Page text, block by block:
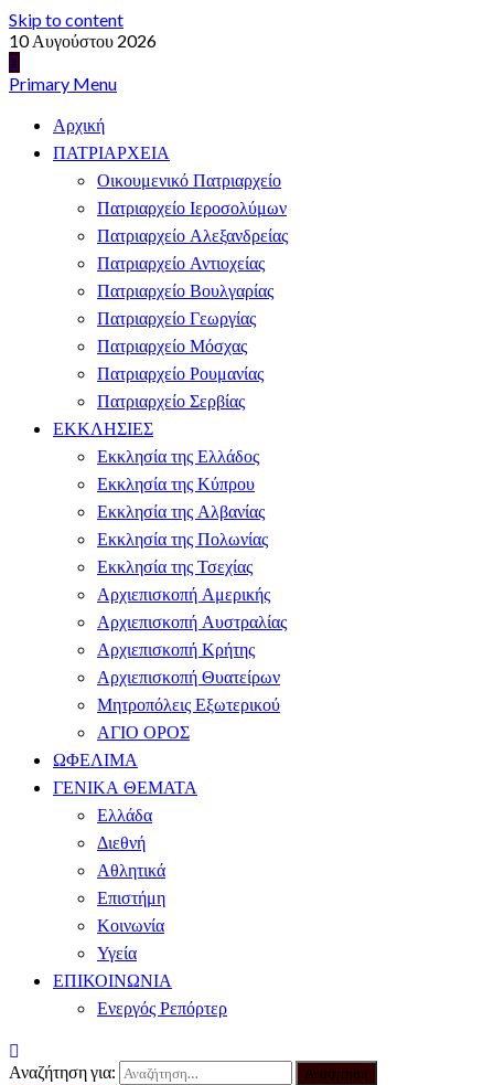
Skip to content
10 Αυγούστου 2026
Primary Menu
Αρχική
ΠΑΤΡΙΑΡΧΕΙΑ
Οικουμενικό Πατριαρχείο
Πατριαρχείο Ιεροσολύμων
Πατριαρχείο Αλεξανδρείας
Πατριαρχείο Αντιοχείας
Πατριαρχείο Βουλγαρίας
Πατριαρχείο Γεωργίας
Πατριαρχείο Μόσχας
Πατριαρχείο Ρουμανίας
Πατριαρχείο Σερβίας
ΕΚΚΛΗΣΙΕΣ
Εκκλησία της Ελλάδος
Εκκλησία της Κύπρου
Εκκλησία της Αλβανίας
Εκκλησία της Πολωνίας
Εκκλησία της Τσεχίας
Αρχιεπισκοπή Αμερικής
Αρχιεπισκοπή Αυστραλίας
Αρχιεπισκοπή Κρήτης
Αρχιεπισκοπή Θυατείρων
Μητροπόλεις Εξωτερικού
ΑΓΙΟ ΟΡΟΣ
ΩΦΕΛΙΜΑ
ΓΕΝΙΚΑ ΘΕΜΑΤΑ
Ελλάδα
Διεθνή
Αθλητικά
Επιστήμη
Κοινωνία
Υγεία
ΕΠΙΚΟΙΝΩΝΙΑ
Ενεργός Ρεπόρτερ
Αναζήτηση για: